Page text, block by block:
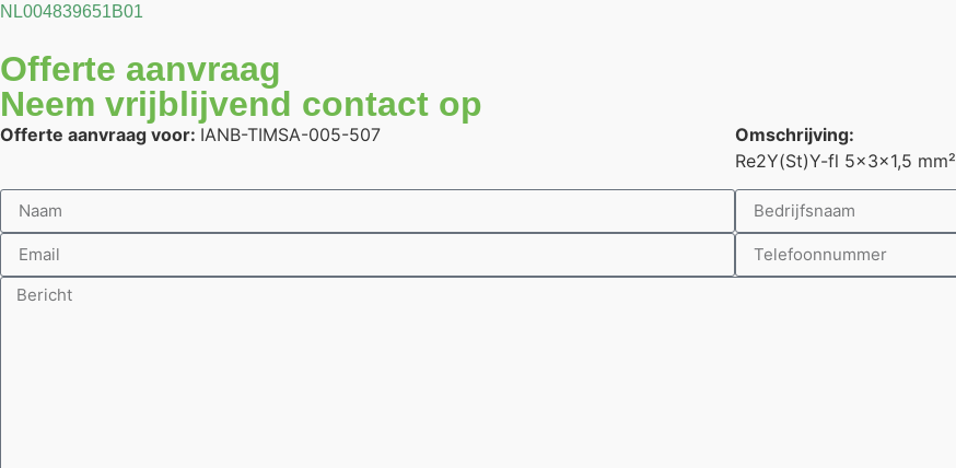
NL004839651B01
Offerte aanvraag
Neem vrijblijvend contact op
Offerte aanvraag voor: IANB-TIMSA-005-507
Omschrijving:
Re2Y(St)Y-fl 5x3x1,5 mm²